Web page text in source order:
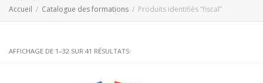
Accueil Catalogue des formations Produits identifiés “fiscal”
AFFICHAGE DE 1–32 SUR 41 RÉSULTATS